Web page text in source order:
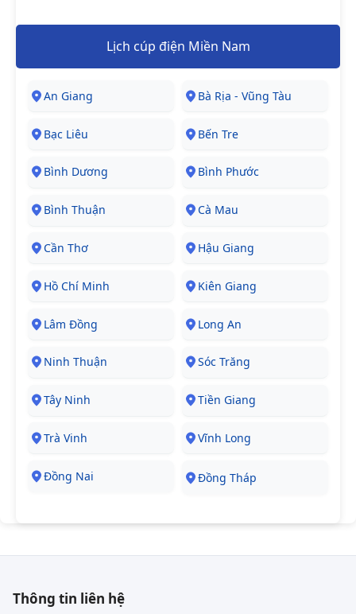
Lịch cúp điện Miền Nam
An Giang Bà Rịa - Vũng Tàu
Bạc Liêu Bến Tre
Bình Dương Bình Phước
Bình Thuận Cà Mau
Cần Thơ Hậu Giang
Hồ Chí Minh Kiên Giang
Lâm Đồng Long An
Ninh Thuận Sóc Trăng
Tây Ninh Tiền Giang
Trà Vinh Vĩnh Long
Đồng Nai Đồng Tháp
Thông tin liên hệ